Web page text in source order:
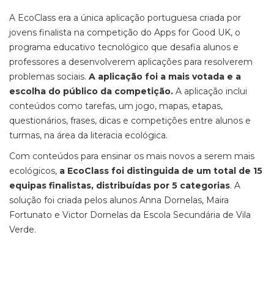
A EcoClass era a única aplicação portuguesa criada por
jovens finalista na competição do Apps for Good UK, o
programa educativo tecnológico que desafia alunos e
professores a desenvolverem aplicações para resolverem
problemas sociais. A aplicação foi a mais votada e a
escolha do público da competição. A aplicação inclui
conteúdos como tarefas, um jogo, mapas, etapas,
questionários, frases, dicas e competições entre alunos e
turmas, na área da literacia ecológica.
Com conteúdos para ensinar os mais novos a serem mais
ecológicos, a EcoClass foi distinguida de um total de 15
equipas finalistas, distribuídas por 5 categorias. A
solução foi criada pelos alunos Anna Dornelas, Maira
Fortunato e Victor Dornelas da Escola Secundária de Vila
Verde.